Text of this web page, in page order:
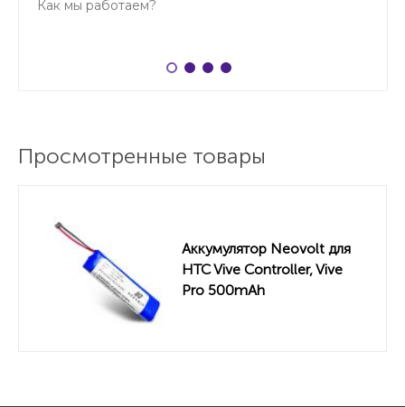
Как мы работаем?
Просмотренные товары
Аккумулятор Neovolt для
HTC Vive Controller, Vive
Pro 500mAh